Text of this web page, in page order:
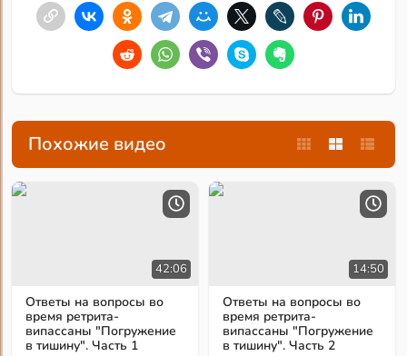
Похожие видео
42:06
Ответы на вопросы во
время ретрита-
випассаны "Погружение
в тишину". Часть 1
14:50
Ответы на вопросы во
время ретрита-
випассаны "Погружение
в тишину". Часть 2